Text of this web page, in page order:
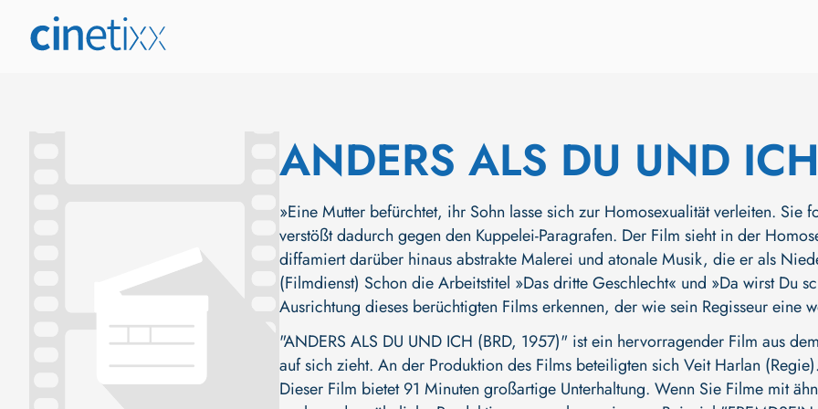
ANDERS ALS DU UND
»Eine Mutter befürchtet, ihr Sohn lasse sich zur Homosexualität verleiten. Sie
verstößt dadurch gegen den Kuppelei-Paragrafen. Der Film sieht in der
diffamiert darüber hinaus abstrakte Malerei und atonale Musik, die er als
(Filmdienst) Schon die Arbeitstitel »Das dritte Geschlecht« und »Da wirst Du
Ausrichtung dieses berüchtigten Films erkennen, der wie sein Regisseur eine
"ANDERS ALS DU UND ICH (BRD, 1957)" ist ein hervorragender Film aus
auf sich zieht. An der Produktion des Films beteiligten sich Veit Harlan (Regie)
Dieser Film bietet 91 Minuten großartige Unterhaltung. Wenn Sie Filme mit